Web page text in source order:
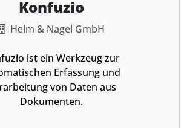
Konfuzio
Helm & Nagel GmbH
ist ein Werkzeug zur
Erfassung und
von Daten aus
Dokumenten.